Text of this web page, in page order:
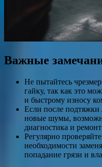
Важные
Не пытайтесь
гайку, так как это
и быстрому износу
Если после подтяжки
новые шумы,
диагностика и
Регулярно
необходимости
попадание грязи и